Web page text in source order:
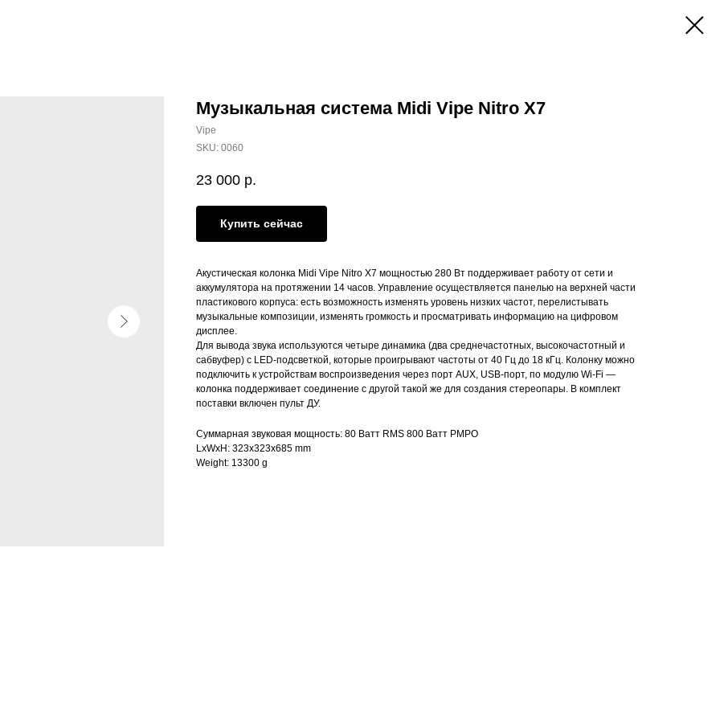
Музыкальная система Midi Vipe Nitro X7
Vipe
SKU: 0060
23 000 р.
Купить сейчас
Акустическая колонка Midi Vipe Nitro X7 мощностью 280 Вт поддерживает работу от сети и
аккумулятора на протяжении 14 часов. Управление осуществляется панелью на верхней части
пластикового корпуса: есть возможность изменять уровень низких частот, перелистывать
музыкальные композиции, изменять громкость и просматривать информацию на цифровом
дисплее.
Для вывода звука используются четыре динамика (два среднечастотных, высокочастотный и
сабвуфер) с LED-подсветкой, которые проигрывают частоты от 40 Гц до 18 кГц. Колонку можно
подключить к устройствам воспроизведения через порт AUX, USB-порт, по модулю Wi-Fi —
колонка поддерживает соединение с другой такой же для создания стереопары. В комплект
поставки включен пульт ДУ.
Суммарная звуковая мощность: 80 Ватт RMS 800 Ватт PMPO
LxWxH: 323x323x685 mm
Weight: 13300 g